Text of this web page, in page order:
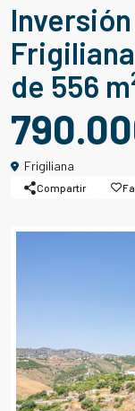
de 556
Frigiliana
Compartir